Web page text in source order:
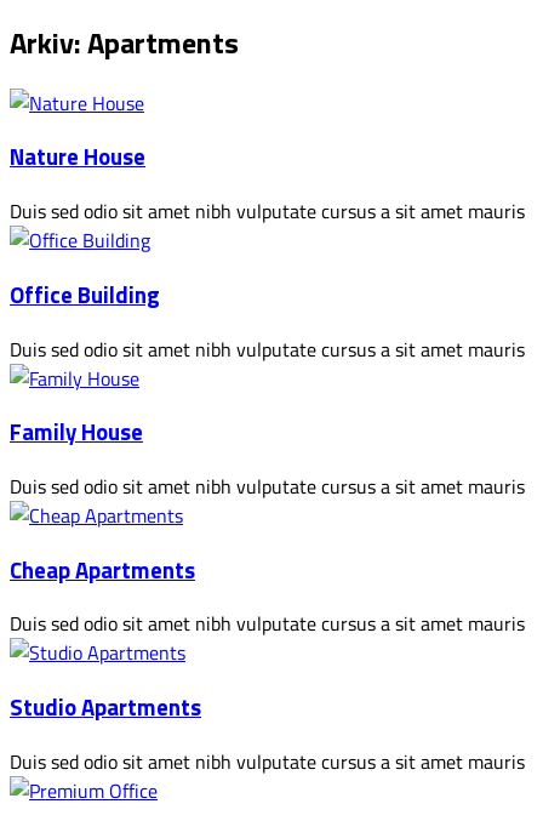
Arkiv:Apartments
Nature House
Duis sed odio sit amet nibh vulputate cursus a sit amet mauris
Office Building
Duis sed odio sit amet nibh vulputate cursus a sit amet mauris
Family House
Duis sed odio sit amet nibh vulputate cursus a sit amet mauris
Cheap Apartments
Duis sed odio sit amet nibh vulputate cursus a sit amet mauris
Studio Apartments
Duis sed odio sit amet nibh vulputate cursus a sit amet mauris